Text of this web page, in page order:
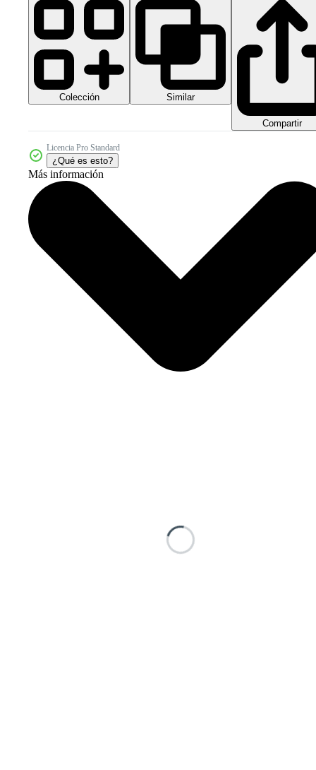
Colección Similar
Compartir
Licencia Pro Standard
¿Qué es esto?
Más información